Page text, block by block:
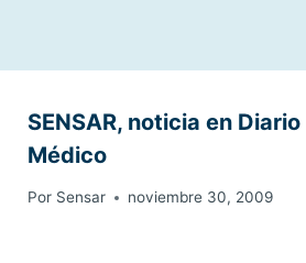
SENSAR, noticia en Diario
Médico
Por Sensar noviembre 30, 2009